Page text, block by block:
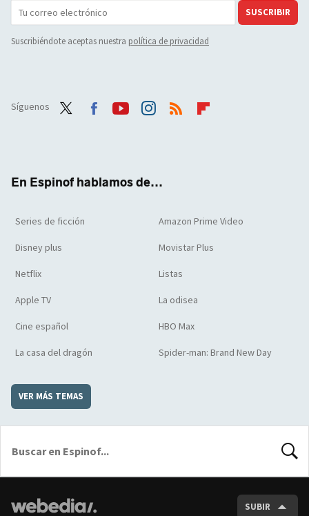
SUSCRIBIR
Suscribiéndote aceptas nuestra política de privacidad
Síguenos
En Espinof hablamos de...
Series de ficción Amazon Prime Video
Disney plus Movistar Plus
Netflix Listas
Apple TV La odisea
Cine español HBO Max
La casa del dragón Spider-man: Brand New Day
VER MÁS TEMAS
SUBIR